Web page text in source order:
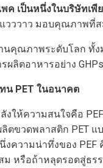
ค เป็นหนึ่งในบริษัทเพี
วววาว มอบคุณภาพที่
นคุณภาพระดับโลก ทั้
ตอาหารอย่าง GHPs
น PET ในอนาคต
ห้ความสนใจคือ PEF
ลิตขวดพลาสติก PET
ความน่าทึ่งของ PEF
ม หรือถ้าหลุดรอดสู่ธ